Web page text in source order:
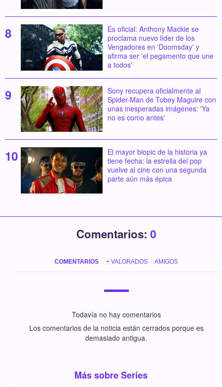
Es oficial: Anthony Mackie se
proclama nuevo líder de los
Vengadores en 'Doomsday' y
afirma ser 'el pegamento que une
a todos'
Sony recupera oficialmente al
Spider-Man de Tobey Maguire con
unas inesperadas imágenes: 'Ya
no es como antes'
El mayor biopic de la historia ya
tiene fecha: la estrella del pop
vuelve al cine con una segunda
parte aún más épica
Comentarios: 0
COMENTARIOS + VALORADOS AMIGOS
Todavía no hay comentarios
Los comentarios de la noticia están cerrados porque es
demasiado antigua.
Más sobre Series